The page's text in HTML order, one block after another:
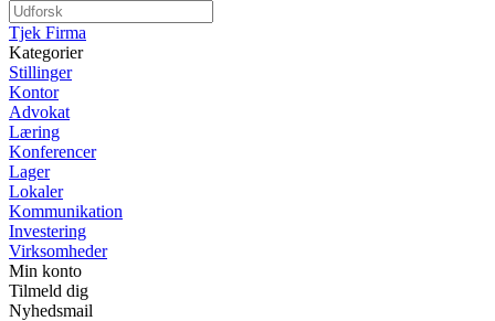
Tjek Firma
Kategorier
Stillinger
Kontor
Advokat
Læring
Konferencer
Lager
Lokaler
Kommunikation
Investering
Virksomheder
Min konto
Tilmeld dig
Nyhedsmail